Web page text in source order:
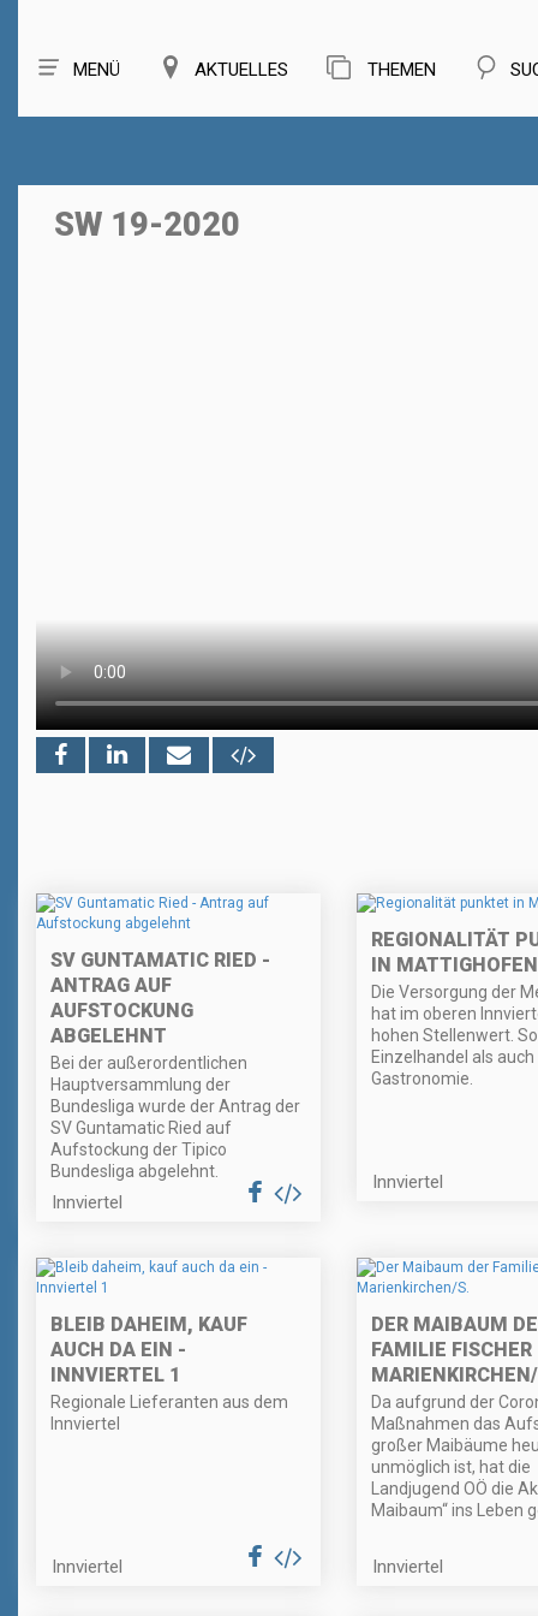
MENÜ AKTUELLES THEMEN
SW 19-2020
SV GUNTAMATIC RIED -
ANTRAG AUF
AUFSTOCKUNG
ABGELEHNT
Bei der außerordentlichen
Hauptversammlung der
Bundesliga wurde der Antrag der
SV Guntamatic Ried auf
Aufstockung der Tipico
Bundesliga abgelehnt.
Innviertel
REGIONALITÄT
IN MATTIGHOFEN
Die Versorgung der
hat im oberen
hohen Stellenwert.
Einzelhandel als auch
Gastronomie.
Innviertel
BLEIB DAHEIM, KAUF
AUCH DA EIN -
INNVIERTEL 1
Regionale Lieferanten aus dem
Innviertel
Innviertel
DER MAIBAUM
FAMILIE FISCHER
Da aufgrund der
Maßnahmen das
großer Maibäume
unmöglich ist, hat die
Landjugend OÖ die
Maibaum“ ins Leben
Innviertel